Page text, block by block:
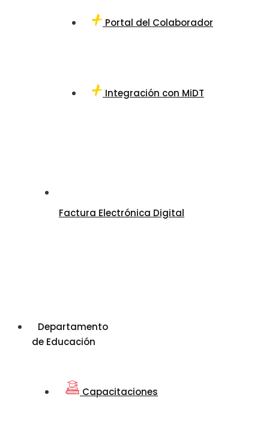
Portal del Colaborador
Integración con MiDT
Factura Electrónica Digital
Departamento
de Educación
Capacitaciones